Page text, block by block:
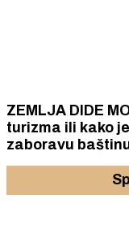
ZEMLJA DIDE
turizma ili kako je don Stipe Perkov oteo
zaboravu